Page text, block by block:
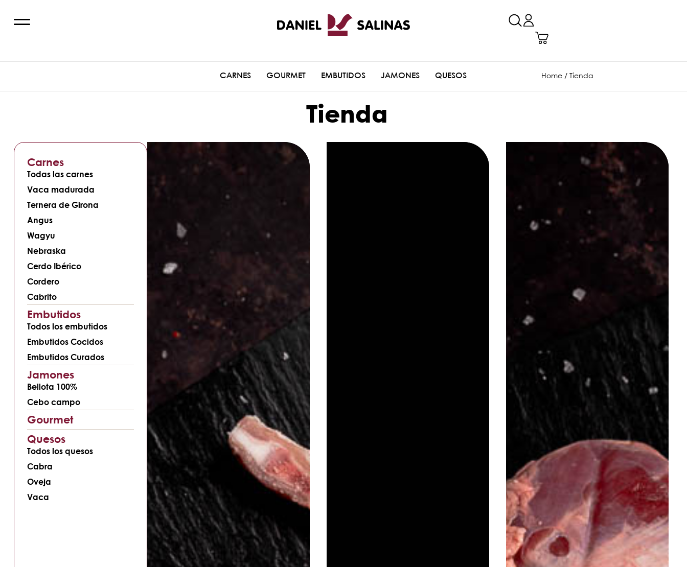
CARNES GOURMET EMBUTIDOS JAMONES QUESOS Home / Tienda
Tienda
Carnes
Todas las carnes
Vaca madurada
Ternera de Girona
Angus
Wagyu
Nebraska
Cerdo Ibérico
Cordero
Cabrito
Embutidos
Todos los embutidos
Embutidos Cocidos
Embutidos Curados
Jamones
Bellota 100%
Cebo campo
Gourmet
Quesos
Todos los quesos
Cabra
Oveja
Vaca